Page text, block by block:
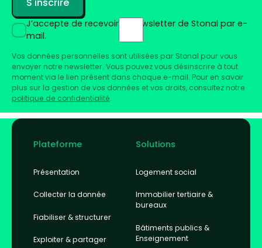
J’accepte de recevoir la newsletter de Stonal par e-
mail.
Vos données personnelles sont utilisées par Stonal pour vous
envoyer notre newsletter. Vous pouvez vous désinscrire à tout
moment via le lien présent dans chaque e-mail. Pour en savoir
plus sur la gestion de vos données et vos droits, consultez notre
politique de confidentialité.
Footer
Plateforme
Présentation
Collecter la donnée
Fiabiliser & structurer
Exploiter & partager
Solutions
Logement social
Immobilier tertiaire &
bureaux
Bâtiments publics &
Enseignement